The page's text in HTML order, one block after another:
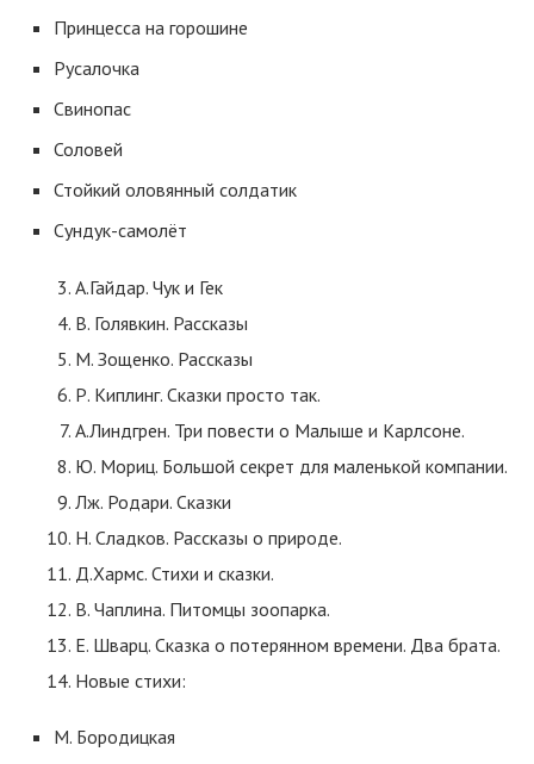
Принцесса на горошине
Русалочка
Свинопас
Соловей
Стойкий оловянный солдатик
Сундук-самолёт
А.Гайдар. Чук и Гек
В. Голявкин. Рассказы
М. Зощенко. Рассказы
Р. Киплинг. Сказки просто так.
А.Линдгрен. Три повести о Малыше и Карлсоне.
Ю. Мориц. Большой секрет для маленькой компании.
Лж. Родари. Сказки
Н. Сладков. Рассказы о природе.
Д.Хармс. Стихи и сказки.
В. Чаплина. Питомцы зоопарка.
Е. Шварц. Сказка о потерянном времени. Два брата.
Новые стихи:
М. Бородицкая